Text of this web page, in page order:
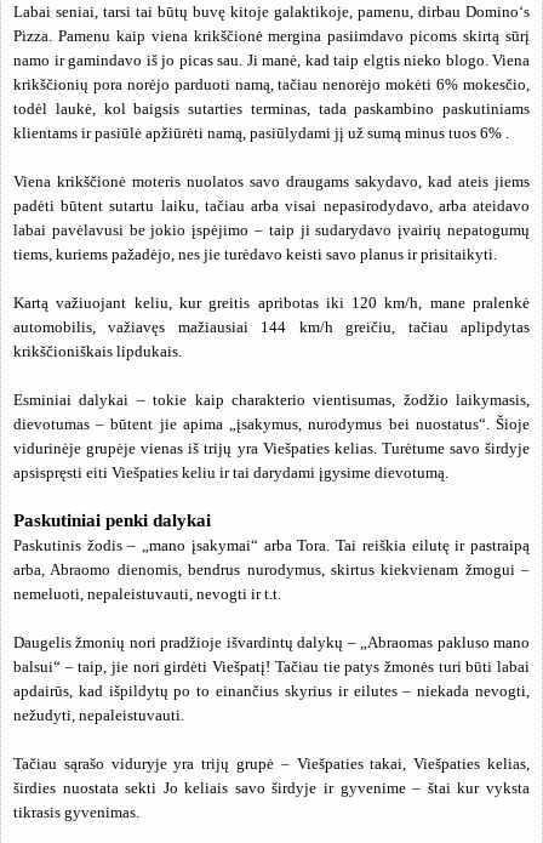
Labai seniai, tarsi tai būtų buvę kitoje galaktikoje, pamenu, dirbau Domino‘s
Pizza. Pamenu kaip viena krikščionė mergina pasiimdavo picoms skirtą sūrį
namo ir gamindavo iš jo picas sau. Ji manė, kad taip elgtis nieko blogo. Viena
krikščionių pora norėjo parduoti namą, tačiau nenorėjo mokėti 6% mokesčio,
todėl laukė, kol baigsis sutarties terminas, tada paskambino paskutiniams
klientams ir pasiūlė apžiūrėti namą, pasiūlydami jį už sumą minus tuos 6% .
Viena krikščionė moteris nuolatos savo draugams sakydavo, kad ateis jiems
padėti būtent sutartu laiku, tačiau arba visai nepasirodydavo, arba ateidavo
labai pavėlavusi be jokio įspėjimo – taip ji sudarydavo įvairių nepatogumų
tiems, kuriems pažadėjo, nes jie turėdavo keisti savo planus ir prisitaikyti.
Kartą važiuojant keliu, kur greitis apribotas iki 120 km/h, mane pralenkė
automobilis, važiavęs mažiausiai 144 km/h greičiu, tačiau aplipdytas
krikščioniškais lipdukais.
Esminiai dalykai – tokie kaip charakterio vientisumas, žodžio laikymasis,
dievotumas – būtent jie apima „įsakymus, nurodymus bei nuostatus“. Šioje
vidurinėje grupėje vienas iš trijų yra Viešpaties kelias. Turėtume savo širdyje
apsispręsti eiti Viešpaties keliu ir tai darydami įgysime dievotumą.
Paskutiniai penki dalykai
Paskutinis žodis – „mano įsakymai“ arba Tora. Tai reiškia eilutę ir pastraipą
arba, Abraomo dienomis, bendrus nurodymus, skirtus kiekvienam žmogui –
nemeluoti, nepaleistuvauti, nevogti ir t.t.
Daugelis žmonių nori pradžioje išvardintų dalykų – „Abraomas pakluso mano
balsui“ – taip, jie nori girdėti Viešpatį! Tačiau tie patys žmonės turi būti labai
apdairūs, kad išpildytų po to einančius skyrius ir eilutes – niekada nevogti,
nežudyti, nepaleistuvauti.
Tačiau sąrašo viduryje yra trijų grupė – Viešpaties takai, Viešpaties kelias,
širdies nuostata sekti Jo keliais savo širdyje ir gyvenime – štai kur vyksta
tikrasis gyvenimas.